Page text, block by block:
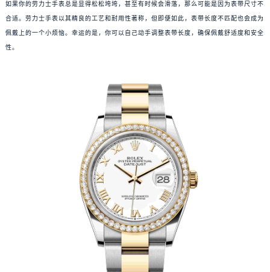
如果你的劳力士手表总是显得松松垮垮，甚至有时候会滑落，那么可能是因为表带尺寸不
合适。劳力士手表以其精良的工艺和耐用性著称，但即便如此，表带长度不匹配也会成为
佩戴上的一个小烦恼。幸运的是，你可以自己动手调整表带长度，确保佩戴舒适度和安全
性。